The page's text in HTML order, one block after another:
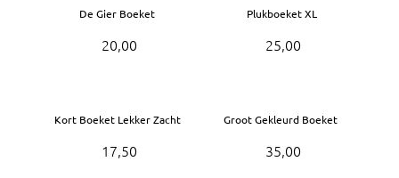
De Gier Boeket
20,00
Plukboeket XL
25,00
Kort Boeket Lekker Zacht
17,50
Groot Gekleurd Boeket
35,00